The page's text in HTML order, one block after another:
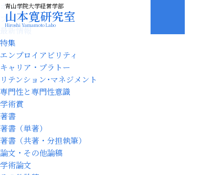
青山学院大学経営学部
山本寛研究室
Hiroshi Yamamoto Labo
ホーム
プロフィール
最新情報
特集
エンプロイアビリティ
キャリア・プラトー
リテンション･マネジメント
専門性と専門性意識
学術賞
著書
著書（単著）
著書（共著・分担執筆）
論文・その他論稿
学術論文